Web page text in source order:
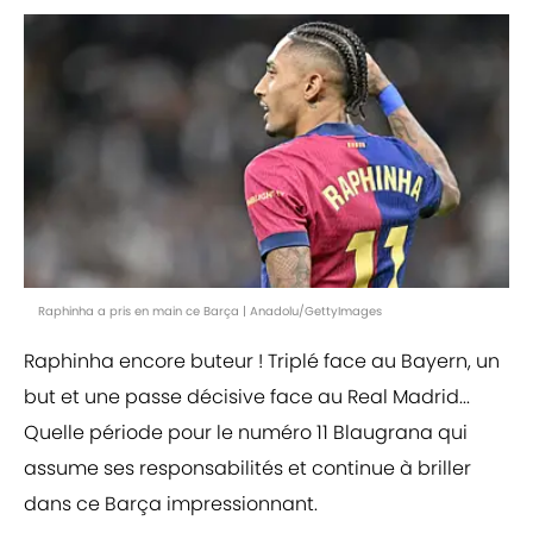
Raphinha a pris en main ce Barça | Anadolu/GettyImages
Raphinha encore buteur ! Triplé face au Bayern, un
but et une passe décisive face au Real Madrid...
Quelle période pour le numéro 11 Blaugrana qui
assume ses responsabilités et continue à briller
dans ce Barça impressionnant.